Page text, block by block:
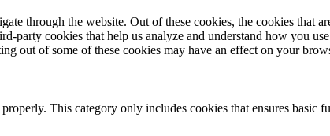
through the website. Out of these cookies, the cookies that
party cookies that help us analyze and understand how you
out of some of these cookies may have an effect on your
This category only includes cookies that ensures basic